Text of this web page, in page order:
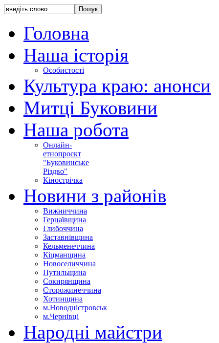
Головна
Наша історія
Особистості
Культура краю: анонси
Митці Буковини
Наша робота
Онлайн-
етнопроєкт
"Буковинське
Різдво"
Кінострічка
Новини з районів
Вижниччина
Герцаївщина
Глибоччина
Заставнівщина
Кельменеччина
Кіцманщина
Новоселиччина
Путильщина
Сокирянщина
Сторожинеччина
Хотинщина
м.Новодністровськ
м.Чернівці
Народні майстри